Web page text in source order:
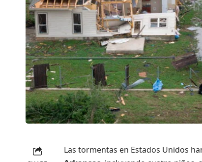
Las tormentas en Estados Unidos